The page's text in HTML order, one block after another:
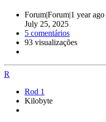
Forum|Forum|1 year ago
July 25, 2025
5 comentários
93 visualizações
R
Rod 1
Kilobyte